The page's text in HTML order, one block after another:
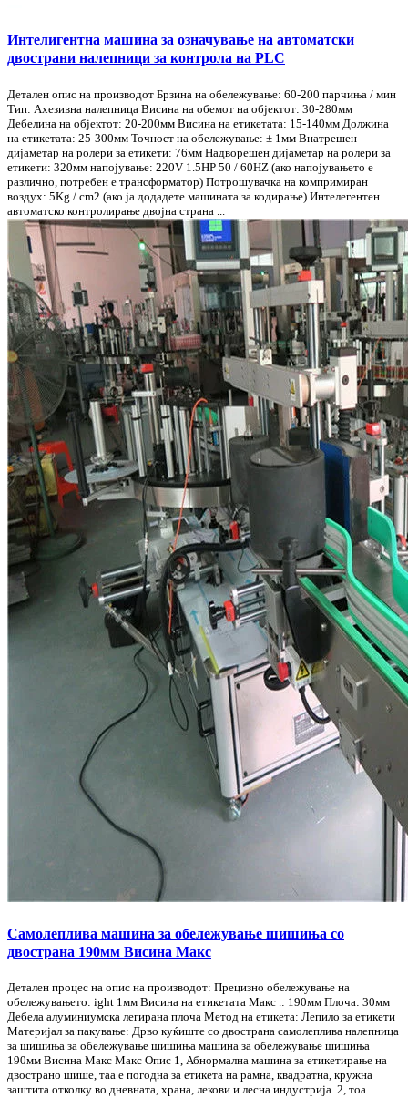
Интелигентна машина за означување на автоматски
двострани налепници за контрола на PLC
Детален опис на производот Брзина на обележување: 60-200 парчиња / мин
Тип: Ахезивна налепница Висина на обемот на објектот: 30-280мм
Дебелина на објектот: 20-200мм Висина на етикетата: 15-140мм Должина
на етикетата: 25-300мм Точност на обележување: ± 1мм Внатрешен
дијаметар на ролери за етикети: 76мм Надворешен дијаметар на ролери за
етикети: 320мм напојување: 220V 1.5HP 50 / 60HZ (ако напојувањето е
различно, потребен е трансформатор) Потрошувачка на компримиран
воздух: 5Kg / cm2 (ако ја додадете машината за кодирање) Интелегентен
автоматско контролирање двојна страна ...
Самолеплива машина за обележување шишиња со
двострана 190мм Висина Макс
Детален процес на опис на производот: Прецизно обележување на
обележувањето: ight 1мм Висина на етикетата Макс .: 190мм Плоча: 30мм
Дебела алуминиумска легирана плоча Метод на етикета: Лепило за етикети
Материјал за пакување: Дрво куќиште со двострана самолеплива налепница
за шишиња за обележување шишиња машина за обележување шишиња
190мм Висина Макс Макс Опис 1, Абнормална машина за етикетирање на
двострано шише, таа е погодна за етикета на рамна, квадратна, кружна
заштита отколку во дневната, храна, лекови и лесна индустрија. 2, тоа ...